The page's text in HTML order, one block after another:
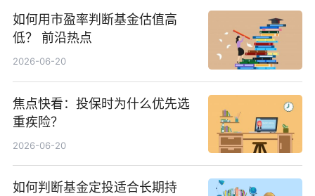
如何用市盈率判断基金估值高
低？ 前沿热点
2026-06-20
焦点快看：投保时为什么优先选
重疾险？
2026-06-20
如何判断基金定投适合长期持